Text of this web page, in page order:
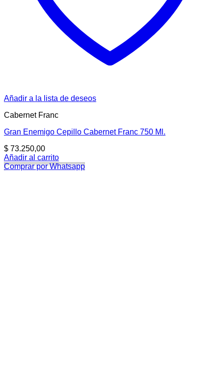
Añadir a la lista de deseos
Cabernet Franc
Gran Enemigo Cepillo Cabernet Franc 750 Ml.
$ 73.250,00
Añadir al carrito
Comprar por Whatsapp